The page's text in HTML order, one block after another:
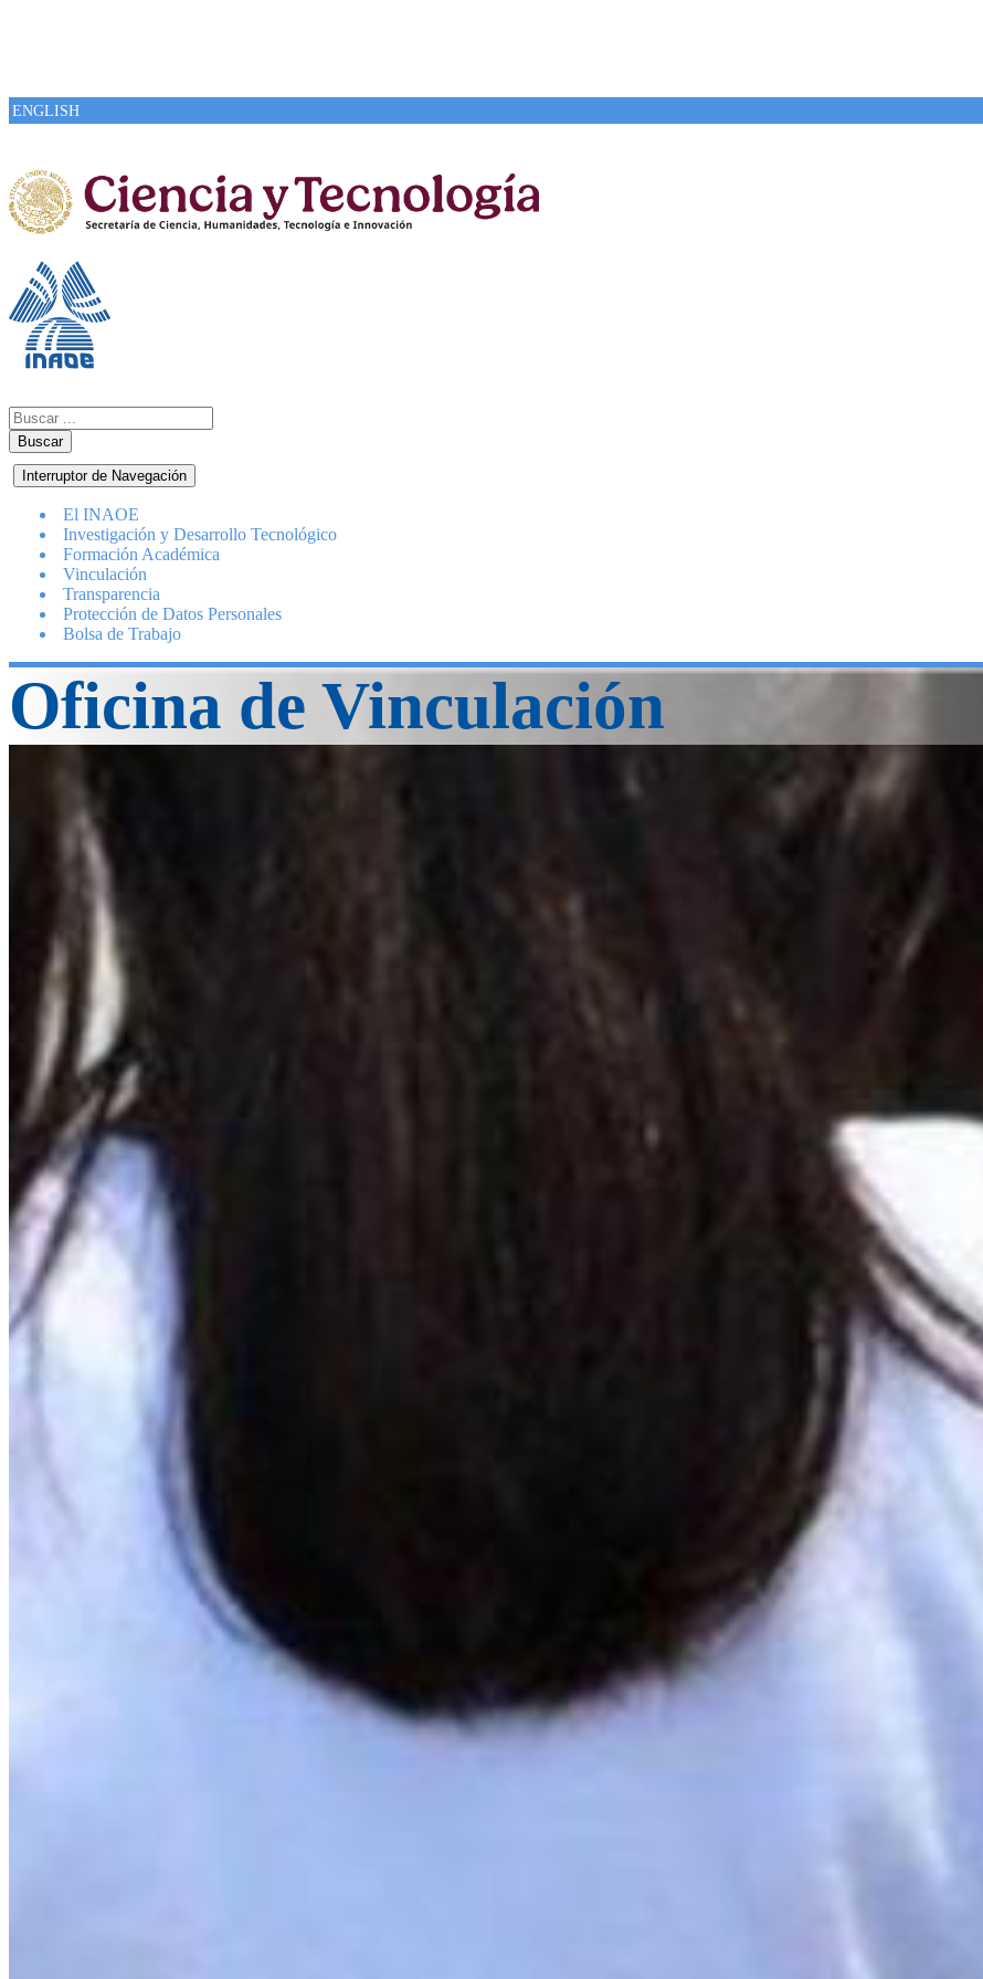
ENGLISH
Buscar
Interruptor de Navegación
El INAOE
Investigación y Desarrollo Tecnológico
Formación Académica
Vinculación
Transparencia
Protección de Datos Personales
Bolsa de Trabajo
Oficina de Vinculación